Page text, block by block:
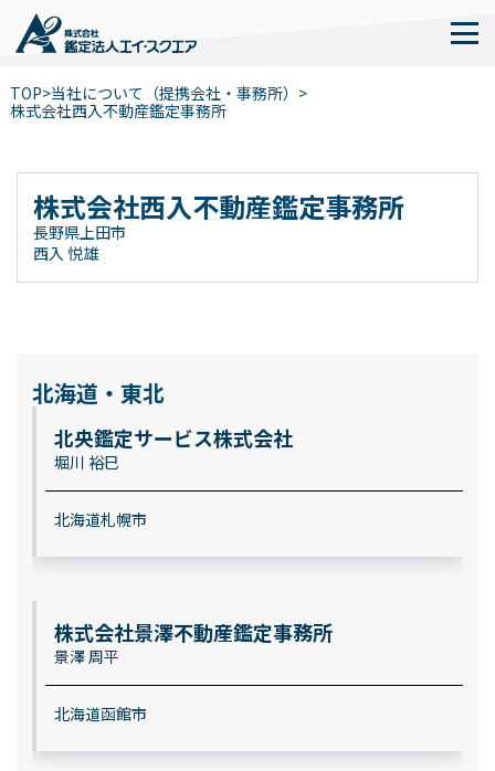
TOP>当社について（提携会社・事務所） >
株式会社西入不動産鑑定事務所
株式会社西入不動産鑑定事務所
長野県上田市
西入 悦雄
北海道・東北
北央鑑定サービス株式会社
堀川 裕巳
北海道札幌市
株式会社景澤不動産鑑定事務所
景澤 周平
北海道函館市